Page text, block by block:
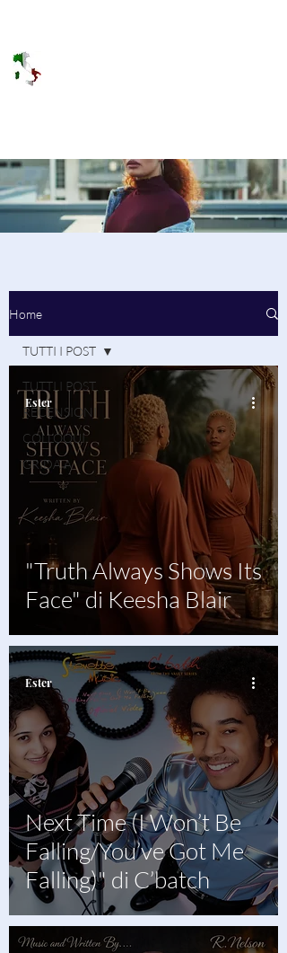
Home
TUTTI I POST
RECENSIONI
COLLOQUI
GRIDA A
TUTTI I POST
"Truth Always Shows Its
Face" di Keesha Blair
Ester
Next Time (I Won’t Be
Falling/You’ve Got Me
Falling)" di C’batch
Ester